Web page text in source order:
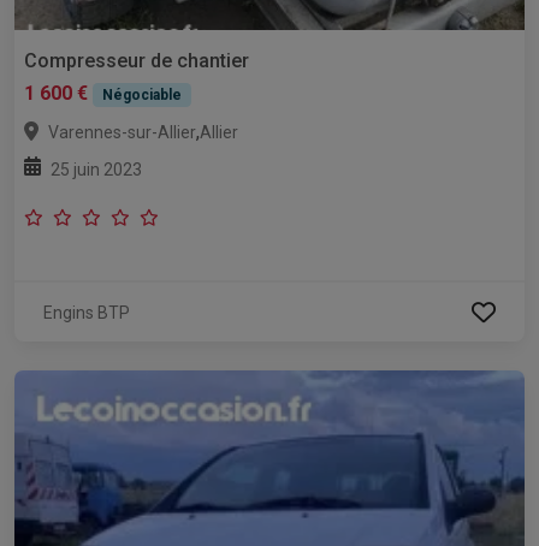
Compresseur de chantier
1 600 €
Négociable
Varennes-sur-Allier,Allier
25 juin 2023
Engins BTP